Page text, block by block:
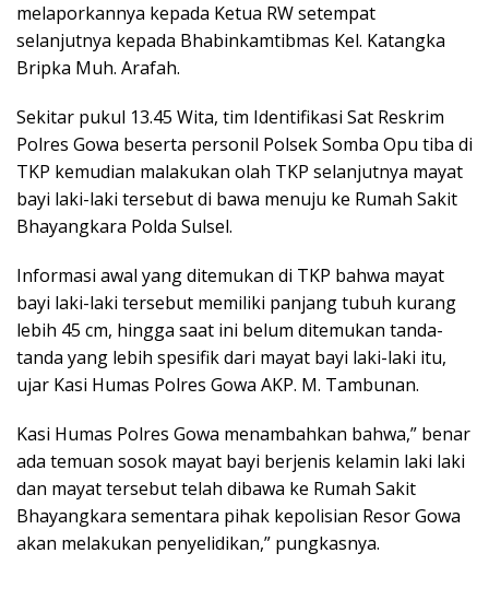
melaporkannya kepada Ketua RW setempat
selanjutnya kepada Bhabinkamtibmas Kel. Katangka
Bripka Muh. Arafah.
Sekitar pukul 13.45 Wita, tim Identifikasi Sat Reskrim
Polres Gowa beserta personil Polsek Somba Opu tiba di
TKP kemudian malakukan olah TKP selanjutnya mayat
bayi laki-laki tersebut di bawa menuju ke Rumah Sakit
Bhayangkara Polda Sulsel.
Informasi awal yang ditemukan di TKP bahwa mayat
bayi laki-laki tersebut memiliki panjang tubuh kurang
lebih 45 cm, hingga saat ini belum ditemukan tanda-
tanda yang lebih spesifik dari mayat bayi laki-laki itu,
ujar Kasi Humas Polres Gowa AKP. M. Tambunan.
Kasi Humas Polres Gowa menambahkan bahwa,” benar
ada temuan sosok mayat bayi berjenis kelamin laki laki
dan mayat tersebut telah dibawa ke Rumah Sakit
Bhayangkara sementara pihak kepolisian Resor Gowa
akan melakukan penyelidikan,” pungkasnya.